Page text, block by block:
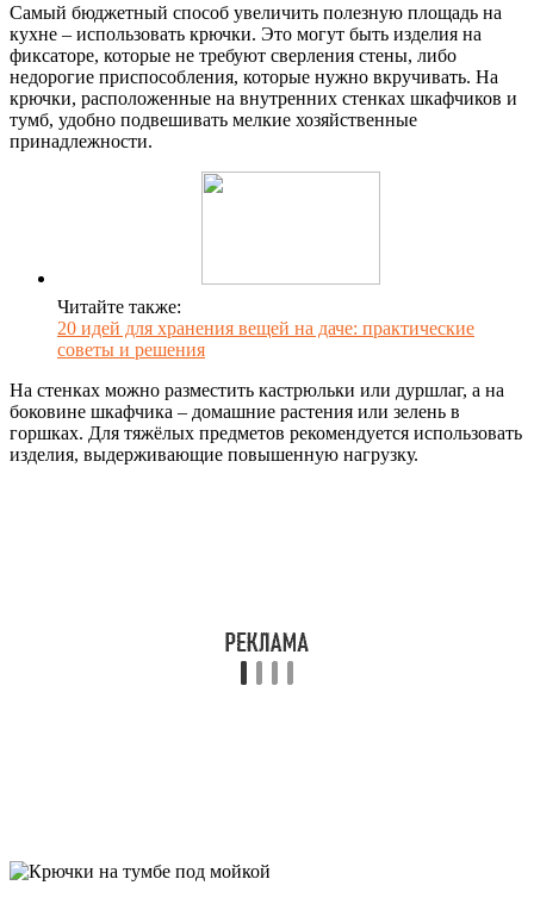
Самый бюджетный способ увеличить полезную площадь на
кухне – использовать крючки. Это могут быть изделия на
фиксаторе, которые не требуют сверления стены, либо
недорогие приспособления, которые нужно вкручивать. На
крючки, расположенные на внутренних стенках шкафчиков и
тумб, удобно подвешивать мелкие хозяйственные
принадлежности.
Читайте также:
20 идей для хранения вещей на даче: практические
советы и решения
На стенках можно разместить кастрюльки или дуршлаг, а на
боковине шкафчика – домашние растения или зелень в
горшках. Для тяжёлых предметов рекомендуется использовать
изделия, выдерживающие повышенную нагрузку.